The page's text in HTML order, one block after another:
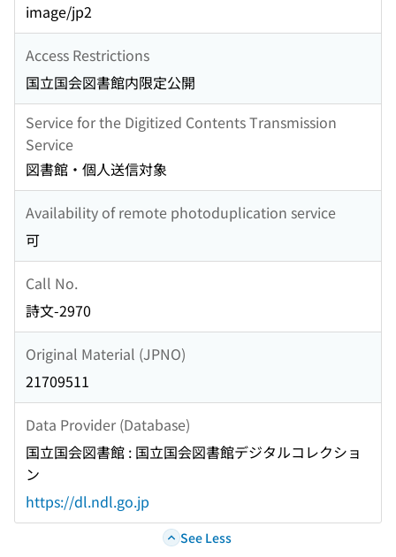
image/jp2
Access Restrictions
国立国会図書館内限定公開
Service for the Digitized Contents Transmission
Service
図書館・個人送信対象
Availability of remote photoduplication service
可
Call No.
詩文-2970
Original Material (JPNO)
21709511
Data Provider (Database)
国立国会図書館 : 国立国会図書館デジタルコレクショ
ン
https://dl.ndl.go.jp
See Less